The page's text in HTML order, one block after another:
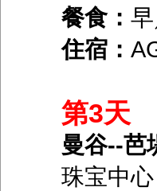
餐食：
住宿：
第3天
曼谷--芭
珠宝中